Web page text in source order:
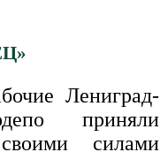
Лениград-
приняли
силами